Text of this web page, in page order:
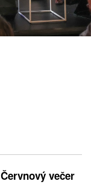
Červnový večer